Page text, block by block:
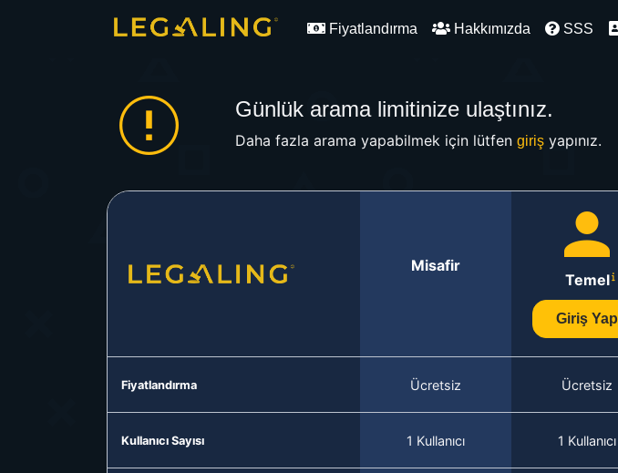
Fiyatlandırma Hakkımızda SSS
Günlük arama limitinize ulaştınız.
Daha fazla arama yapabilmek için lütfen girişyapınız.
Misafir
Temel
Giriş Yap
Fiyatlandırma Ücretsiz Ücretsiz
Kullanıcı Sayısı 1 Kullanıcı 1 Kullanıcı